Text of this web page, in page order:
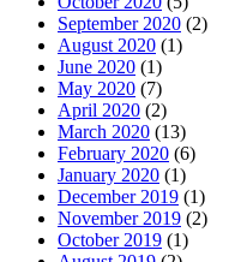
September 2020 (2)
August 2020 (1)
June 2020 (1)
May 2020 (7)
April 2020 (2)
March 2020 (13)
February 2020 (6)
January 2020 (1)
December 2019 (1)
November 2019 (2)
October 2019 (1)